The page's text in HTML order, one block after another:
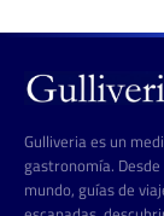
Gulliveria es un
gastronomía.
mundo, guías de